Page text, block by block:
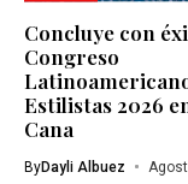
Concluye con
Congreso
Estilistas 2026
Cana
ByDayli Albuez